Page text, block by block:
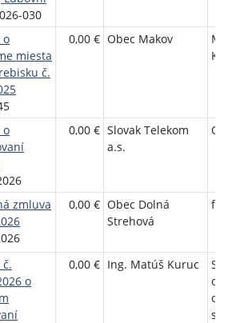
030
o
miesta
č.
0,00 € Obec Makov
o
0,00 € Slovak Telekom
a.s.
zmluva
0,00 € Obec Dolná
Strehová
o
0,00 € Ing. Matúš Kuruc